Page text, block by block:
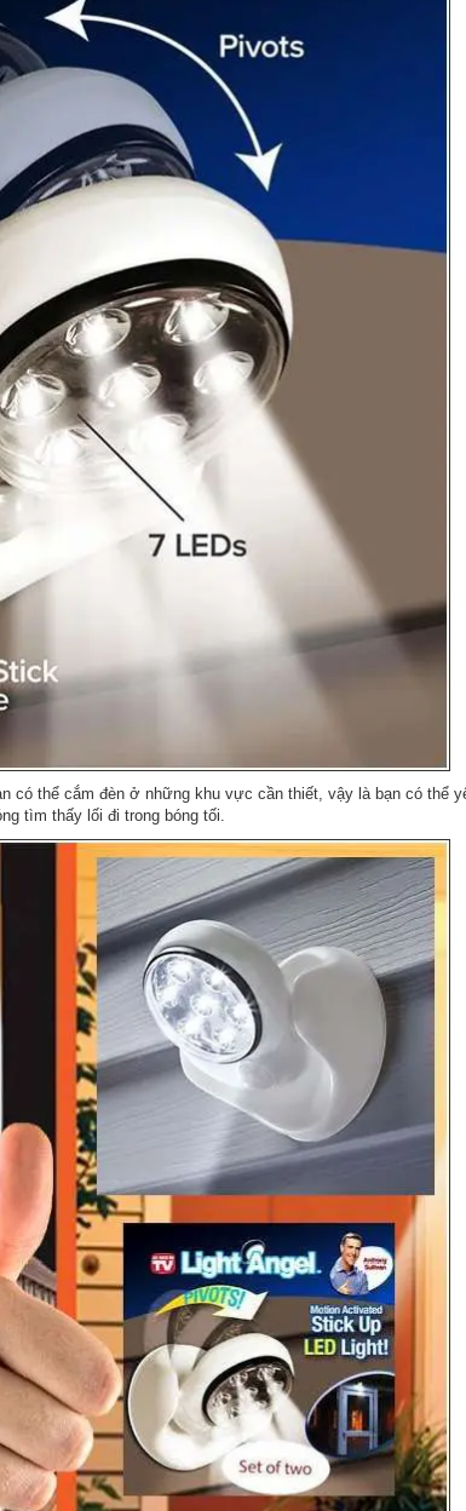
có thể cắm đèn ở những khu vực cần thiết, vậy là bạn có thể
tìm thấy lối đi trong bóng tối.